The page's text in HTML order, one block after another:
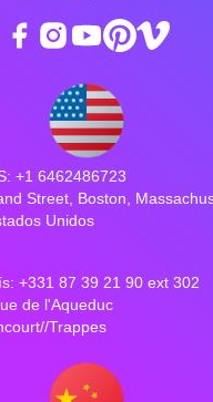
+1 6462486723
Street, Boston,
Unidos
+331 87 39 21 90 ext 302
de l'Aqueduc
Trappes